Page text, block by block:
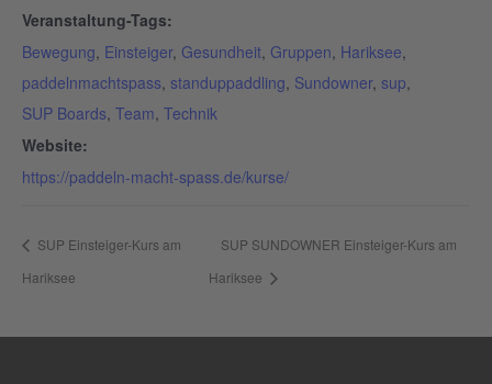
Veranstaltung-Tags:
Bewegung, Einsteiger, Gesundheit, Gruppen, Hariksee,
paddelnmachtspass, standuppaddling, Sundowner, sup,
SUP Boards, Team, Technik
Website:
https://paddeln-macht-spass.de/kurse/
SUP Einsteiger-Kurs am
Hariksee
SUP SUNDOWNER Einsteiger-Kurs am
Hariksee